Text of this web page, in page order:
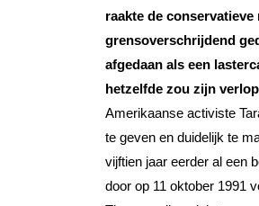
raakte de
grensoverschrijdend
afgedaan als een
hetzelfde zou zijn
Amerikaanse activiste
te geven en duidelijk te
vijftien jaar eerder al een
door op 11 oktober 1991